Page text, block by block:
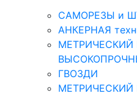
САМОРЕЗЫ и
АНКЕРНАЯ
МЕТРИЧЕСКИЙ
ГВОЗДИ
МЕТРИЧЕСКИЙ